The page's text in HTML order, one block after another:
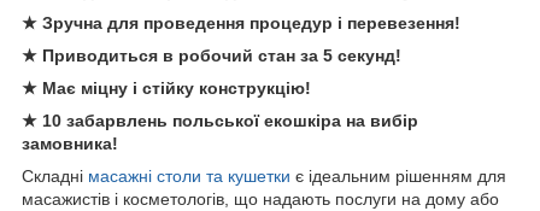
★ Зручна для проведення процедур і перевезення!
★ Приводиться в робочий стан за 5 секунд!
★ Має міцну і стійку конструкцію!
★ 10 забарвлень польської екошкіра на вибір
замовника!
Складні масажні столи та кушетки є ідеальним рішенням для
масажистів і косметологів, що надають послуги на дому або